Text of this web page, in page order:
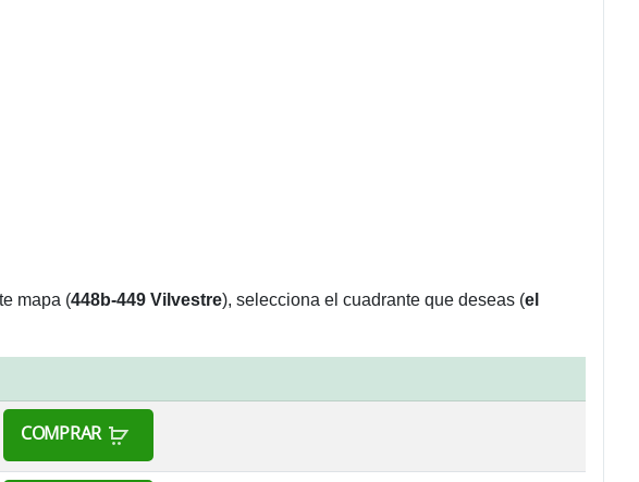
mapa (448b-449 Vilvestre), selecciona el cuadrante que deseas (el
COMPRAR